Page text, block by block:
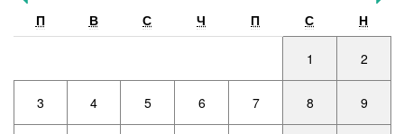
П
В С Ч П С Н
1 2
3 4 5 6 7 8 9